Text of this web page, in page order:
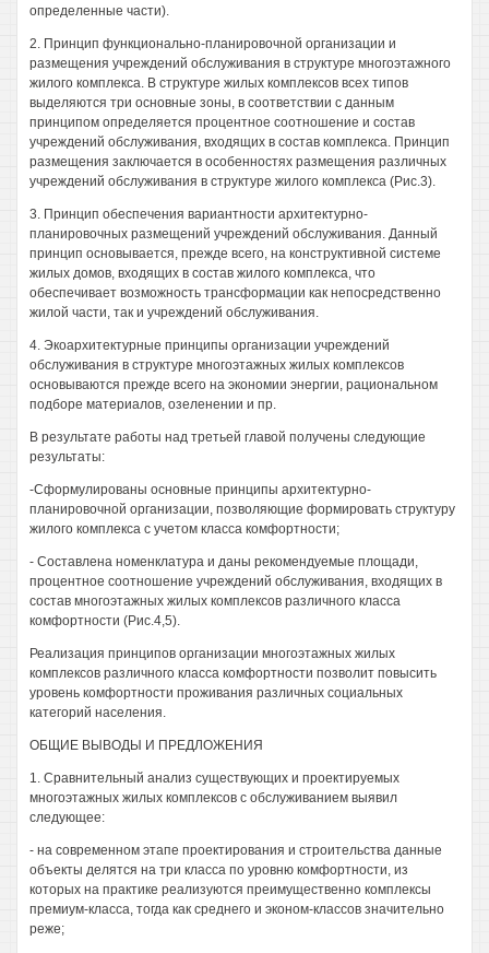
определенные части).
2. Принцип функционально-планировочной организации и
размещения учреждений обслуживания в структуре многоэтажного
жилого комплекса. В структуре жилых комплексов всех типов
выделяются три основные зоны, в соответствии с данным
принципом определяется процентное соотношение и состав
учреждений обслуживания, входящих в состав комплекса. Принцип
размещения заключается в особенностях размещения различных
учреждений обслуживания в структуре жилого комплекса (Рис.3).
3. Принцип обеспечения вариантности архитектурно-
планировочных размещений учреждений обслуживания. Данный
принцип основывается, прежде всего, на конструктивной системе
жилых домов, входящих в состав жилого комплекса, что
обеспечивает возможность трансформации как непосредственно
жилой части, так и учреждений обслуживания.
4. Экоархитектурные принципы организации учреждений
обслуживания в структуре многоэтажных жилых комплексов
основываются прежде всего на экономии энергии, рациональном
подборе материалов, озеленении и пр.
В результате работы над третьей главой получены следующие
результаты:
-Сформулированы основные принципы архитектурно-
планировочной организации, позволяющие формировать структуру
жилого комплекса с учетом класса комфортности;
- Составлена номенклатура и даны рекомендуемые площади,
процентное соотношение учреждений обслуживания, входящих в
состав многоэтажных жилых комплексов различного класса
комфортности (Рис.4,5).
Реализация принципов организации многоэтажных жилых
комплексов различного класса комфортности позволит повысить
уровень комфортности проживания различных социальных
категорий населения.
ОБЩИЕ ВЫВОДЫ И ПРЕДЛОЖЕНИЯ
1. Сравнительный анализ существующих и проектируемых
многоэтажных жилых комплексов с обслуживанием выявил
следующее:
- на современном этапе проектирования и строительства данные
объекты делятся на три класса по уровню комфортности, из
которых на практике реализуются преимущественно комплексы
премиум-класса, тогда как среднего и эконом-классов значительно
реже;